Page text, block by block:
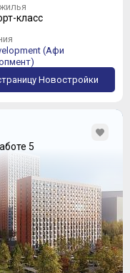
класс
(Афи
Новостройки
5